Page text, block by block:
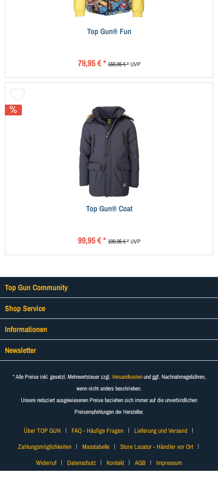
Top Gun® Fun
79,95 € * 159,95 € *UVP
Top Gun® Coat
99,95 € * 199,95 € *UVP
Top Gun Community
Shop Service
Informationen
Newsletter
* Alle Preise inkl. gesetzl. Mehrwertsteuer zzgl. Versandkostenund ggf. Nachnahmegebühren,
wenn nicht anders beschrieben.
Unsere reduziert ausgewiesenen Preise beziehen sich immer auf die unverbindlichen
Preisempfehlungen der Hersteller.
Über TOP GUN FAQ - Häufige Fragen
Lieferung und Versand
Zahlungsmöglichkeiten
Masstabelle
Store Locator - Händler vor Ort
Widerruf
Datenschutz Kontakt AGB Impressum